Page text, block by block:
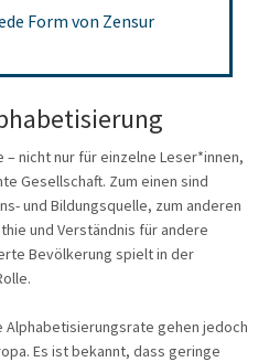
Form von Zensur
– nicht nur für einzelne Leser*innen,
Gesellschaft. Zum einen sind
und Bildungsquelle, zum anderen
und Verständnis für andere
Bevölkerung spielt in der
Alphabetisierungsrate gehen jedoch
Es ist bekannt, dass geringe